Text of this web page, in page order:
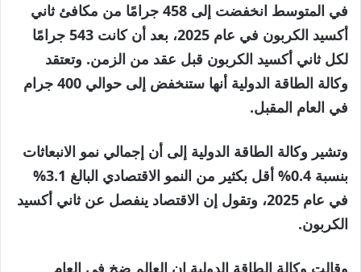
في المتوسط ​​انخفضت إلى 458 جرامًا من مكافئ ثاني
أكسيد الكربون في عام 2025، بعد أن كانت 543 جرامًا
لكل ثاني أكسيد الكربون قبل عقد من الزمن. وتعتقد
وكالة الطاقة الدولية أنها ستنخفض إلى حوالي 400 جرام
في العام المقبل.
وتشير وكالة الطاقة الدولية إلى أن إجمالي نمو الانبعاثات
بنسبة 0.4% أقل بكثير من النمو الاقتصادي البالغ 3.1%
في عام 2025، وتقول إن الاقتصاد ينفصل عن ثاني أكسيد
الكربون.
وقالت وكالة الطاقة الدولية إن العالم ضخ في العام